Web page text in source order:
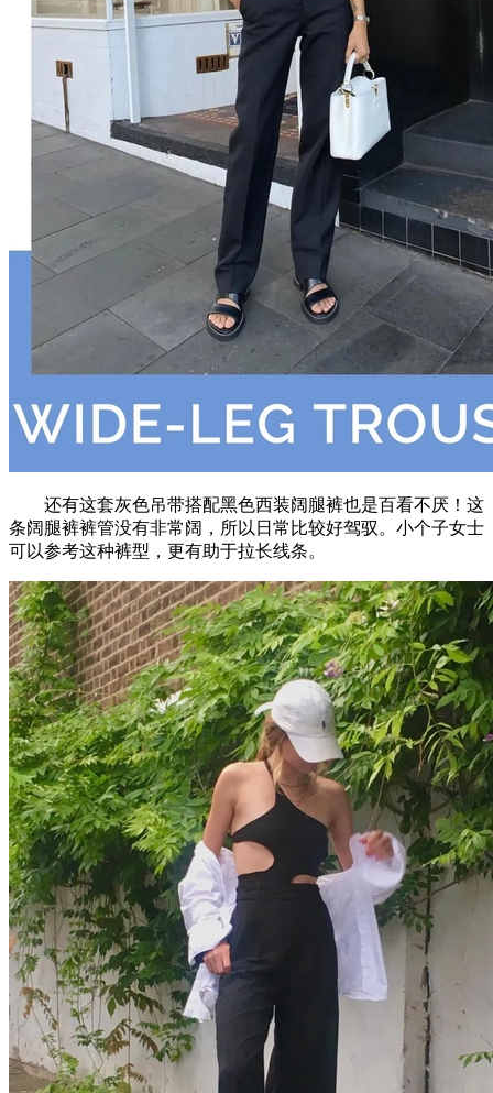
还有这套灰色吊带搭配黑色西装阔腿裤也是百看不厌！这
条阔腿裤裤管没有非常阔，所以日常比较好驾驭。小个子女士
可以参考这种裤型，更有助于拉长线条。